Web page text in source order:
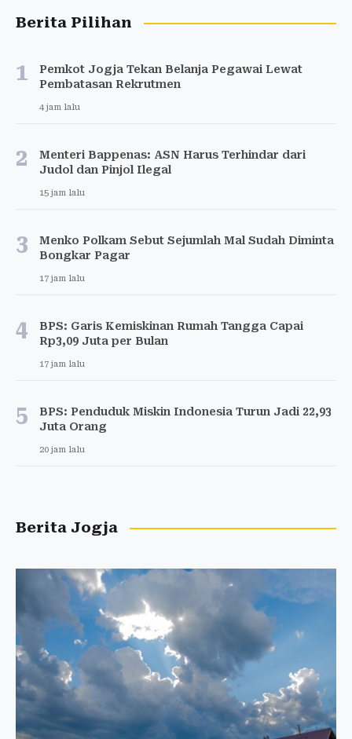
Berita Pilihan
1
Pemkot Jogja Tekan Belanja Pegawai Lewat
Pembatasan Rekrutmen
4 jam lalu
2
Menteri Bappenas: ASN Harus Terhindar dari
Judol dan Pinjol Ilegal
15 jam lalu
3
Menko Polkam Sebut Sejumlah Mal Sudah Diminta
Bongkar Pagar
17 jam lalu
4
BPS: Garis Kemiskinan Rumah Tangga Capai
Rp3,09 Juta per Bulan
17 jam lalu
5
BPS: Penduduk Miskin Indonesia Turun Jadi 22,93
Juta Orang
20 jam lalu
Berita Jogja